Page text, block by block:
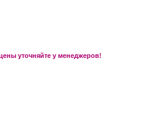
уточняйте у менеджеров!